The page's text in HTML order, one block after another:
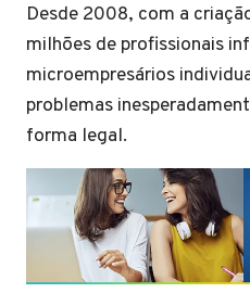
Desde 2008, com a
milhões de profissionais
microempresários
problemas
forma legal.